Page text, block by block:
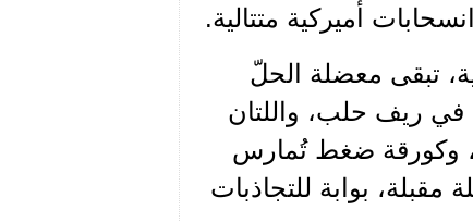
أميركية متتالية.
تبقى معضلة الحلّ
ريف حلب، واللتان
وكورقة ضغط تُمارس
بوابة للتجاذبات